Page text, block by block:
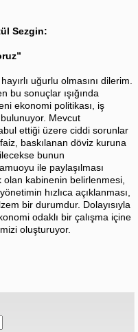
Sezgin:
uğurlu olmasını dilerim.
bu sonuçlar ışığında
ekonomi politikası, iş
bulunuyor. Mevcut
ettiği üzere ciddi sorunlar
baskılanan döviz kuruna
bunun
ile paylaşılması
kabinenin belirlenmesi,
hızlıca açıklanması,
bir durumdur. Dolayısıyla
odaklı bir çalışma içine
oluşturuyor.